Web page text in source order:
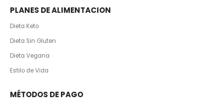
PLANES DE ALIMENTACION
Dieta Keto
Dieta Sin Gluten
Dieta Vegana
Estilo de Vida
MÉTODOS DE PAGO